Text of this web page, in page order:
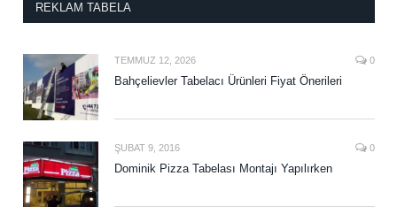
REKLAM TABELA
TEMMUZ 12, 2026 0
Bahçelievler Tabelacı Ürünleri Fiyat Önerileri
ŞUBAT 9, 2016 0
Dominik Pizza Tabelası Montajı Yapılırken